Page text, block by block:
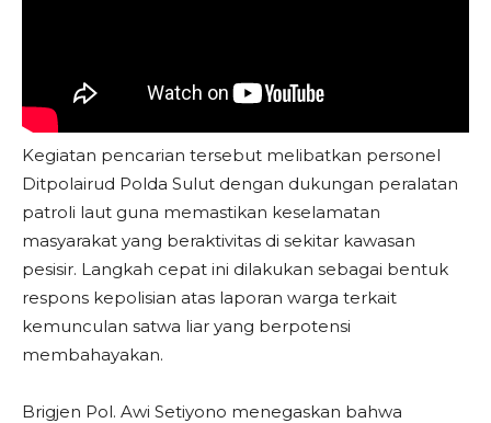
Kegiatan pencarian tersebut melibatkan personel
Ditpolairud Polda Sulut dengan dukungan peralatan
patroli laut guna memastikan keselamatan
masyarakat yang beraktivitas di sekitar kawasan
pesisir. Langkah cepat ini dilakukan sebagai bentuk
respons kepolisian atas laporan warga terkait
kemunculan satwa liar yang berpotensi
membahayakan.
Brigjen Pol. Awi Setiyono menegaskan bahwa